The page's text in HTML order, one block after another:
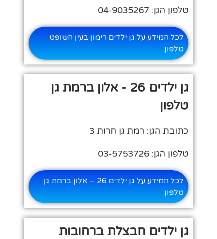
טלפון הגן: 04-9035267
לכל המידע על גן ילדים רימון בעין השופט
טלפון
גן ילדים 26 - אלון ברמת גן
טלפון
כתובת הגן: רמת גן חרות 3
טלפון הגן: 03-5753726
לכל המידע על גן ילדים 26 – אלון ברמת גן
טלפון
גן ילדים חבצלת ברחובות